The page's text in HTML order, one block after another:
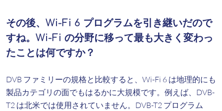
その後、Wi-Fi 6 プログラムを引き継いだので
すね。Wi-Fi の分野に移って最も大きく変わっ
たことは何ですか？
DVB ファミリーの規格と比較すると、Wi-Fi 6 は地理的にも
製品カテゴリの面でもはるかに大規模です。例えば、DVB-
T2 は北米では使用されていません。DVB-T2 プログラム